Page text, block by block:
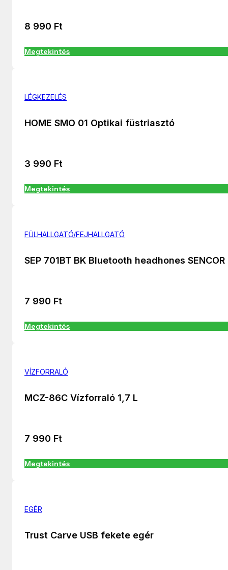
8 990 Ft
Megtekintés
LÉGKEZELÉS
HOME SMO 01 Optikai füstriasztó
3 990 Ft
Megtekintés
FÜLHALLGATÓ/FEJHALLGATÓ
SEP 701BT BK Bluetooth headhones SENCOR
7 990 Ft
Megtekintés
VÍZFORRALÓ
MCZ-86C Vízforraló 1,7 L
7 990 Ft
Megtekintés
EGÉR
Trust Carve USB fekete egér